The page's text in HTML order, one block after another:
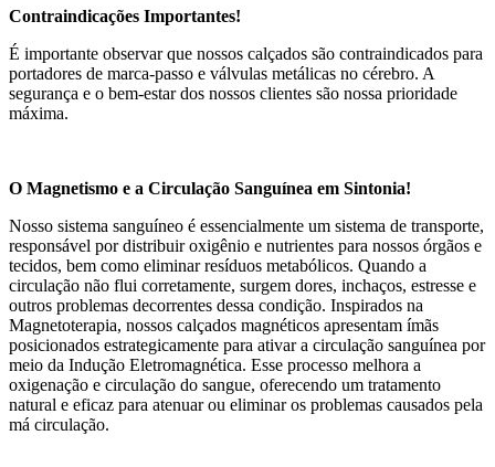
Contraindicações Importantes!
É importante observar que nossos calçados são contraindicados para
portadores de marca-passo e válvulas metálicas no cérebro. A
segurança e o bem-estar dos nossos clientes são nossa prioridade
máxima.
O Magnetismo e a Circulação Sanguínea em Sintonia!
Nosso sistema sanguíneo é essencialmente um sistema de transporte,
responsável por distribuir oxigênio e nutrientes para nossos órgãos e
tecidos, bem como eliminar resíduos metabólicos. Quando a
circulação não flui corretamente, surgem dores, inchaços, estresse e
outros problemas decorrentes dessa condição. Inspirados na
Magnetoterapia, nossos calçados magnéticos apresentam ímãs
posicionados estrategicamente para ativar a circulação sanguínea por
meio da Indução Eletromagnética. Esse processo melhora a
oxigenação e circulação do sangue, oferecendo um tratamento
natural e eficaz para atenuar ou eliminar os problemas causados pela
má circulação.